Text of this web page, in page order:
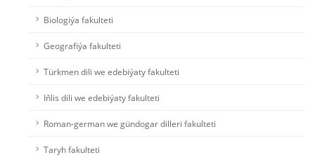
Biologiýa fakulteti
Geografiýa fakulteti
Türkmen dili we edebiýaty fakulteti
Iňlis dili we edebiýaty fakulteti
Roman-german we gündogar dilleri fakulteti
Taryh fakulteti